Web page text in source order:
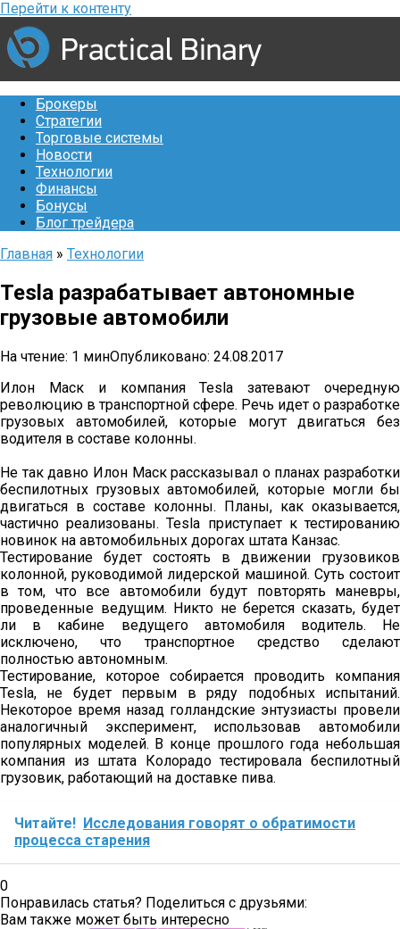
Перейти к контенту
Брокеры
Стратегии
Торговые системы
Новости
Технологии
Финансы
Бонусы
Блог трейдера
Главная » Технологии
Tesla разрабатывает автономные
грузовые автомобили
На чтение: 1 минОпубликовано: 24.08.2017
Илон Маск и компания Tesla затевают очередную
революцию в транспортной сфере. Речь идет о разработке
грузовых автомобилей, которые могут двигаться без
водителя в составе колонны.
Не так давно Илон Маск рассказывал о планах разработки
беспилотных грузовых автомобилей, которые могли бы
двигаться в составе колонны. Планы, как оказывается,
частично реализованы. Tesla приступает к тестированию
новинок на автомобильных дорогах штата Канзас.
Тестирование будет состоять в движении грузовиков
колонной, руководимой лидерской машиной. Суть состоит
в том, что все автомобили будут повторять маневры,
проведенные ведущим. Никто не берется сказать, будет
ли в кабине ведущего автомобиля водитель. Не
исключено, что транспортное средство сделают
полностью автономным.
Тестирование, которое собирается проводить компания
Tesla, не будет первым в ряду подобных испытаний.
Некоторое время назад голландские энтузиасты провели
аналогичный эксперимент, использовав автомобили
популярных моделей. В конце прошлого года небольшая
компания из штата Колорадо тестировала беспилотный
грузовик, работающий на доставке пива.
Читайте! Исследования говорят о обратимости
процесса старения
0
Понравилась статья? Поделиться с друзьями:
Вам также может быть интересно